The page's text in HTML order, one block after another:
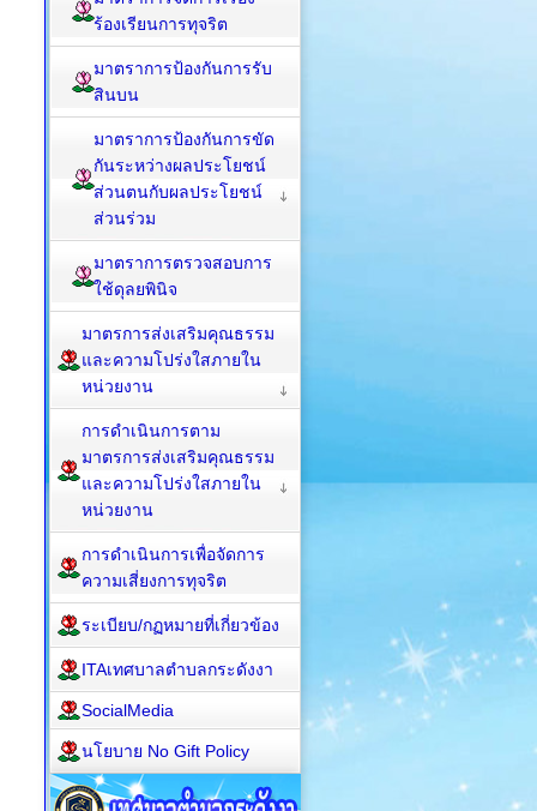
ร้องเรียนการทุจริต
มาตราการป้องกันการรับ
สินบน
มาตราการป้องกันการขัด
กันระหว่างผลประโยชน์
ส่วนตนกับผลประโยชน์
ส่วนร่วม
มาตราการตรวจสอบการ
ใช้ดุลยพินิจ
มาตรการส่งเสริมคุณธรรม
และความโปร่งใสภายใน
หน่วยงาน
การดำเนินการตาม
มาตรการส่งเสริมคุณธรรม
และความโปร่งใสภายใน
หน่วยงาน
การดำเนินการเพื่อจัดการ
ความเสี่ยงการทุจริต
ระเบียบ/กฏหมายที่เกี่ยวข้อง
ITAเทศบาลตำบลกระดังงา
SocialMedia
นโยบาย No Gift Policy